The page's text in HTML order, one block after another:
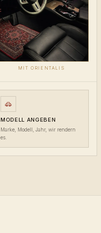
MIT ORIENTALIS
MODELL ANGEBEN
Marke, Modell, Jahr, wir rendern
es.